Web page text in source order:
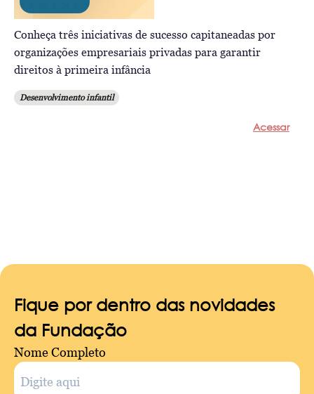
Conheça três iniciativas de sucesso capitaneadas por
organizações empresariais privadas para garantir
direitos à primeira infância
Desenvolvimento infantil
Acessar
Fique por dentro das novidades
da Fundação
Nome Completo